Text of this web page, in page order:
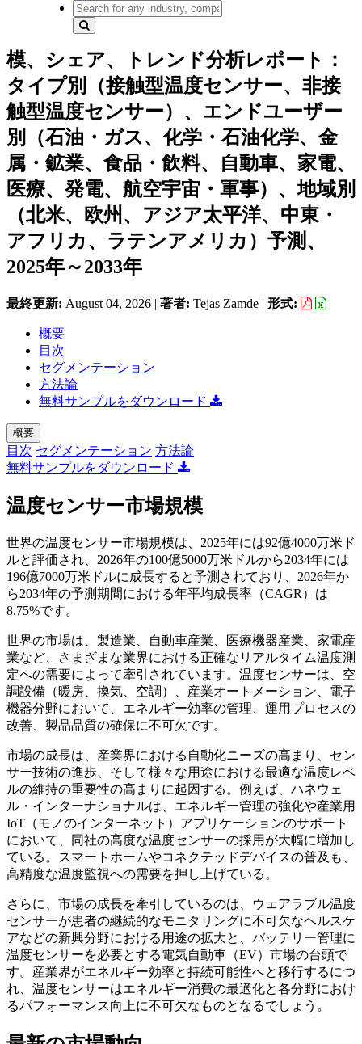
模、シェア、トレンド分析レポート：
タイプ別（接触型温度センサー、非接
触型温度センサー）、エンドユーザー
別（石油・ガス、化学・石油化学、金
属・鉱業、食品・飲料、自動車、家電、
医療、発電、航空宇宙・軍事）、地域別
（北米、欧州、アジア太平洋、中東・
アフリカ、ラテンアメリカ）予測、
2025年～2033年
最終更新: August 04, 2026 | 著者: Tejas Zamde | 形式:
概要
目次
セグメンテーション
方法論
無料サンプルをダウンロード
概要
目次 セグメンテーション 方法論
無料サンプルをダウンロード
温度センサー市場規模
世界の温度センサー市場規模は、2025年には92億4000万米ド
ルと評価され、2026年の100億5000万米ドルから2034年には
196億7000万米ドルに成長すると予測されており、2026年か
ら2034年の予測期間における年平均成長率（CAGR）は
8.75%です。
世界の市場は、製造業、自動車産業、医療機器産業、家電産
業など、さまざまな業界における正確なリアルタイム温度測
定への需要によって牽引されています。温度センサーは、空
調設備（暖房、換気、空調）、産業オートメーション、電子
機器分野において、エネルギー効率の管理、運用プロセスの
改善、製品品質の確保に不可欠です。
市場の成長は、産業界における自動化ニーズの高まり、セン
サー技術の進歩、そして様々な用途における最適な温度レベ
ルの維持の重要性の高まりに起因する。例えば、ハネウェ
ル・インターナショナルは、エネルギー管理の強化や産業用
IoT（モノのインターネット）アプリケーションのサポート
において、同社の高度な温度センサーの採用が大幅に増加し
ている。スマートホームやコネクテッドデバイスの普及も、
高精度な温度監視への需要を押し上げている。
さらに、市場の成長を牽引しているのは、ウェアラブル温度
センサーが患者の継続的なモニタリングに不可欠なヘルスケ
アなどの新興分野における用途の拡大と、バッテリー管理に
温度センサーを必要とする電気自動車（EV）市場の台頭で
す。産業界がエネルギー効率と持続可能性へと移行するにつ
れ、温度センサーはエネルギー消費の最適化と各分野におけ
るパフォーマンス向上に不可欠なものとなるでしょう。